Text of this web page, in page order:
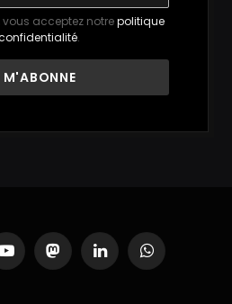
acceptez notrepolitique
.
YouTubeMastodonLinkedInWhatsApp